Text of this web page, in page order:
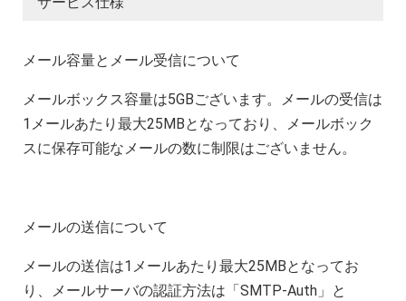
メール容量とメール受信について
メールボックス容量は5GBございます。メールの受信は
1メールあたり最大25MBとなっており、メールボック
スに保存可能なメールの数に制限はございません。
メールの送信について
メールの送信は1メールあたり最大25MBとなってお
り、メールサーバの認証方法は「SMTP-Auth」と